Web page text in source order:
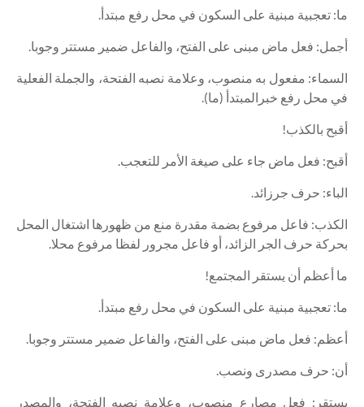
ما: تعجبية مبنية على السكون في محل رفع مبتدأ.
أجمل: فعل ماض مبنى على الفتح، والفاعل ضمير مستتر وجوبا.
السماء: مفعول به منصوب، وعلامة نصبه الفتحة، والجملة الفعلية
في محل رفع خبرالمبتدأ (ما).
أقبح بالكذب!
أقبح: فعل ماض جاء على صيغة الأمر للتعجب.
الباء: حرف جرزائد.
الكذب: فاعل مرفوع بضمة مقدرة منع من ظهورها اشتغال المحل
بحركة حرف الجر الزائد، أو فاعل مجرور لفظا مرفوع محلا.
ما أعظم أن يستقر المجتمع!
ما: تعجبية مبنية على السكون في محل رفع مبتدأ.
أعظم: فعل ماض مبنى على الفتح، والفاعل ضمير مستتر وجوبا.
أن: حرف مصدرى ونصب.
يستقر: فعل مصارع منصوب، وعلامة نصبه الفتحة، والمصدر